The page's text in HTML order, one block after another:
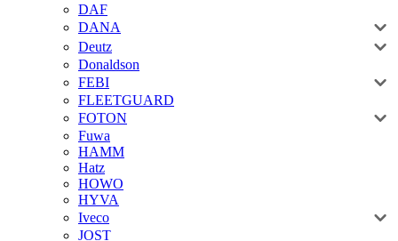
DAF
DANA
Deutz
Donaldson
FEBI
FLEETGUARD
FOTON
Fuwa
HAMM
Hatz
HOWO
HYVA
Iveco
JOST